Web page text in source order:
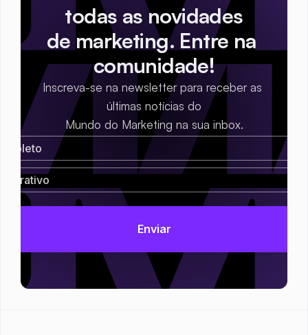
todas as novidades
de marketing. Entre na
comunidade!
Inscreva-se na newsletter para receber as
últimas notícias do
Mundo do Marketing na sua inbox.